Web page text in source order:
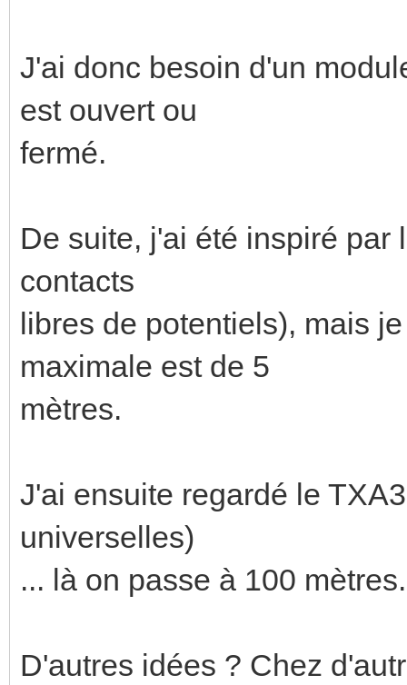
J'ai donc besoin d'un
est ouvert ou
fermé.
De suite, j'ai été inspiré par
contacts
libres de potentiels), mais
maximale est de 5
mètres.
J'ai ensuite regardé le
universelles)
... là on passe à 100 mètres.
D'autres idées ? Chez